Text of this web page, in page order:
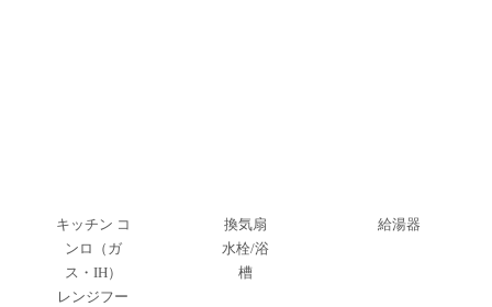
キッチン コ
ンロ（ガ
ス・IH）
レンジフー
換気扇
水栓/浴
槽
給湯器